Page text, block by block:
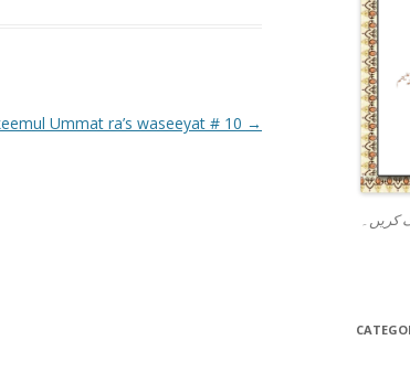
Ummat ra’s waseeyat # 10 →
کریں۔